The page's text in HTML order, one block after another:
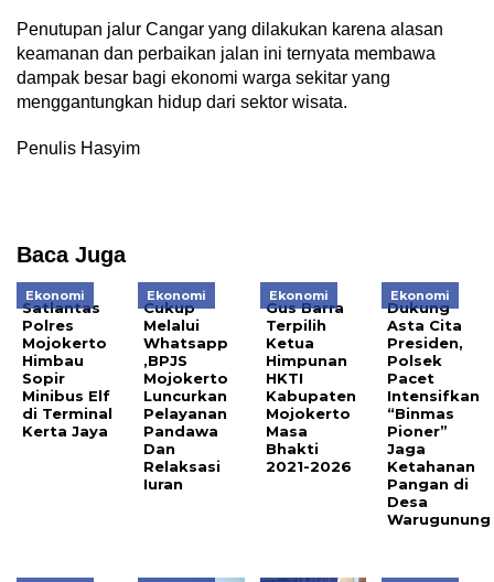
Penutupan jalur Cangar yang dilakukan karena alasan
keamanan dan perbaikan jalan ini ternyata membawa
dampak besar bagi ekonomi warga sekitar yang
menggantungkan hidup dari sektor wisata.
Penulis Hasyim
Baca Juga
Ekonomi
Satlantas
Polres
Mojokerto
Himbau
Sopir
Minibus Elf
di Terminal
Kerta Jaya
Ekonomi
Cukup
Melalui
Whatsapp
,BPJS
Mojokerto
Luncurkan
Pelayanan
Pandawa
Dan
Relaksasi
Iuran
Ekonomi
Gus Barra
Terpilih
Ketua
Himpunan
HKTI
Kabupaten
Mojokerto
Masa
Bhakti
2021-2026
Ekonomi
Dukung
Asta Cita
Presiden,
Polsek
Pacet
Intensifkan
“Binmas
Pioner”
Jaga
Ketahanan
Pangan di
Desa
Warugunung